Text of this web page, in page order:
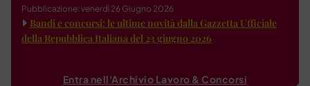
Pubblicazione: venerdì 26 Giugno 2026
Bandi e concorsi: le ultime novità dalla Gazzetta Ufficiale
della Repubblica Italiana del 23 giugno 2026
Entra nell'Archivio Lavoro & Concorsi